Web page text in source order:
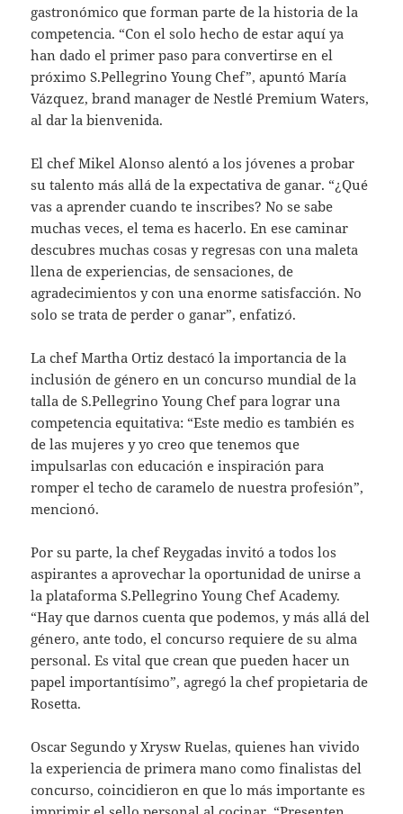
gastronómico que forman parte de la historia de la
competencia. “Con el solo hecho de estar aquí ya
han dado el primer paso para convertirse en el
próximo S.Pellegrino Young Chef”, apuntó María
Vázquez, brand manager de Nestlé Premium Waters,
al dar la bienvenida.
El chef Mikel Alonso alentó a los jóvenes a probar
su talento más allá de la expectativa de ganar. “¿Qué
vas a aprender cuando te inscribes? No se sabe
muchas veces, el tema es hacerlo. En ese caminar
descubres muchas cosas y regresas con una maleta
llena de experiencias, de sensaciones, de
agradecimientos y con una enorme satisfacción. No
solo se trata de perder o ganar”, enfatizó.
La chef Martha Ortiz destacó la importancia de la
inclusión de género en un concurso mundial de la
talla de S.Pellegrino Young Chef para lograr una
competencia equitativa: “Este medio es también es
de las mujeres y yo creo que tenemos que
impulsarlas con educación e inspiración para
romper el techo de caramelo de nuestra profesión”,
mencionó.
Por su parte, la chef Reygadas invitó a todos los
aspirantes a aprovechar la oportunidad de unirse a
la plataforma S.Pellegrino Young Chef Academy.
“Hay que darnos cuenta que podemos, y más allá del
género, ante todo, el concurso requiere de su alma
personal. Es vital que crean que pueden hacer un
papel importantísimo”, agregó la chef propietaria de
Rosetta.
Oscar Segundo y Xrysw Ruelas, quienes han vivido
la experiencia de primera mano como finalistas del
concurso, coincidieron en que lo más importante es